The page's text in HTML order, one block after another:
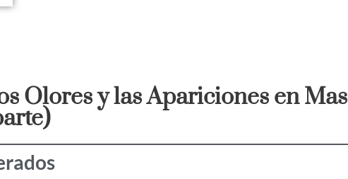
Olores y las Apariciones en Mas